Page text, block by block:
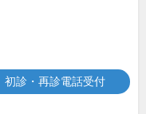
初診・再診電話受付